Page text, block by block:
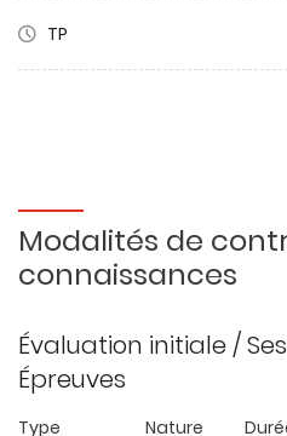
TP
Modalités de
connaissances
Évaluation initiale /
Épreuves
Type
Nature